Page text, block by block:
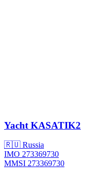
Yacht KASATIK2
🇷🇺 Russia
IMO 273369730
MMSI 273369730